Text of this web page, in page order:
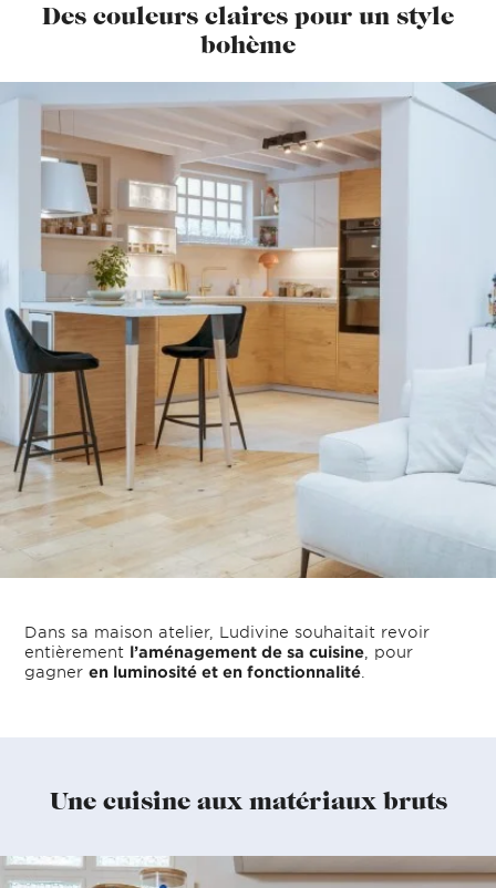
Des couleurs claires pour un style
bohème
Dans sa maison atelier, Ludivine souhaitait revoir
entièrement l’aménagement de sa cuisine , pour
gagneren luminosité et en fonctionnalité
Une cuisine aux matériaux bruts